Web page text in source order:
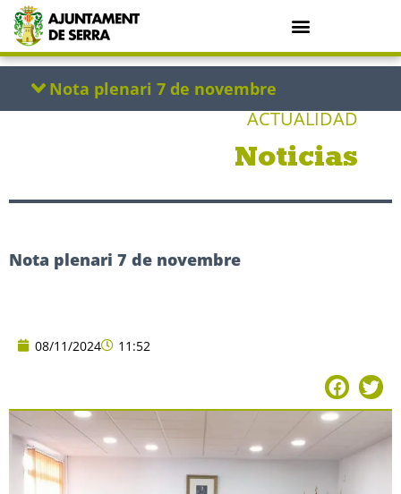
ACTUALIDAD
Noticias
Nota plenari 7 de novembre
08/11/2024 11:52